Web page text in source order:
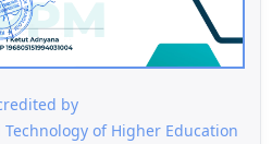
by
of Higher Education